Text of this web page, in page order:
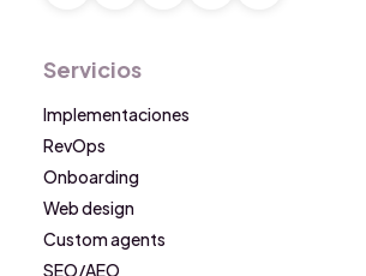
Servicios
Implementaciones
RevOps
Onboarding
Web design
Custom agents
SEO/AEO